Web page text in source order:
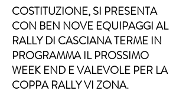
COSTITUZIONE, SI PRESENTA
CON BEN NOVE EQUIPAGGI AL
RALLY DI CASCIANA TERME IN
PROGRAMMA IL PROSSIMO
WEEK END E VALEVOLE PER LA
COPPA RALLY VI ZONA.